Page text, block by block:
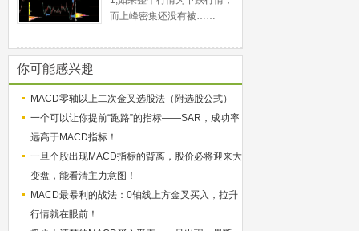
而上峰密集还没有被……
你可能感兴趣
MACD零轴以上二次金叉选股法（附选股公式）
一个可以让你提前“跑路”的指标——SAR，成功率
远高于MACD指标！
一旦个股出现MACD指标的背离，股价必将迎来大
变盘，能看清主力意图！
MACD最暴利的战法：0轴线上方金叉买入，拉升
行情就在眼前！